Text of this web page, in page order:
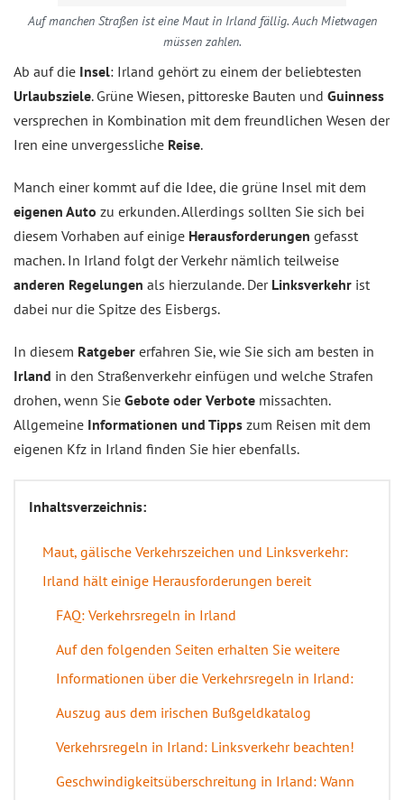
Auf manchen Straßen ist eine Maut in Irland fällig. Auch Mietwagen
müssen zahlen.
Ab auf die Insel: Irland gehört zu einem der beliebtesten
Urlaubsziele. Grüne Wiesen, pittoreske Bauten und Guinness
versprechen in Kombination mit dem freundlichen Wesen der
Iren eine unvergessliche Reise.
Manch einer kommt auf die Idee, die grüne Insel mit dem
eigenen Auto zu erkunden. Allerdings sollten Sie sich bei
diesem Vorhaben auf einige Herausforderungen gefasst
machen. In Irland folgt der Verkehr nämlich teilweise
anderen Regelungen als hierzulande. Der Linksverkehr ist
dabei nur die Spitze des Eisbergs.
In diesem Ratgeber erfahren Sie, wie Sie sich am besten in
Irland in den Straßenverkehr einfügen und welche Strafen
drohen, wenn Sie Gebote oder Verbote missachten.
Allgemeine Informationen und Tipps zum Reisen mit dem
eigenen Kfz in Irland finden Sie hier ebenfalls.
Inhaltsverzeichnis:
Maut, gälische Verkehrszeichen und Linksverkehr:
Irland hält einige Herausforderungen bereit
FAQ: Verkehrsregeln in Irland
Auf den folgenden Seiten erhalten Sie weitere
Informationen über die Verkehrsregeln in Irland:
Auszug aus dem irischen Bußgeldkatalog
Verkehrsregeln in Irland: Linksverkehr beachten!
Geschwindigkeitsüberschreitung in Irland: Wann